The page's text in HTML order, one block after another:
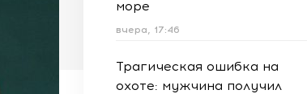
море
вчера, 17:46
Трагическая ошибка на
охоте: мужчина получил